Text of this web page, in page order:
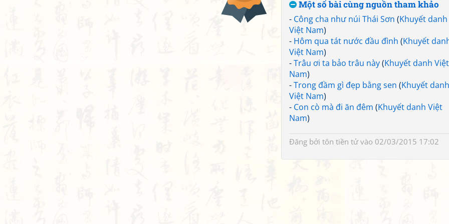
Một số bài cùng nguồn tham khảo
- Công cha như núi Thái Sơn (Khuyết danh
Việt Nam)
- Hôm qua tát nước đầu đình (Khuyết
Việt Nam)
-Trâu ơi ta bảo trâu này(Khuyết danh Việt
Nam)
-Trong đầm gì đẹp bằng sen (Khuyết danh
Việt Nam)
- Con cò mà đi ăn đêm (Khuyết danh Việt
Nam)
Đăng bởi tôn tiền tửvào 02/03/2015 17:02